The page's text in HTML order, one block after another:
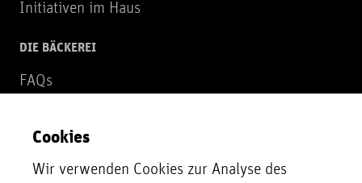
Initiativen im Haus
DIE BÄCKEREI
FAQs
NEWSLETTER
Zur Newsletter Anmeldung
Cookies
Wir verwenden Cookies zur Analyse des